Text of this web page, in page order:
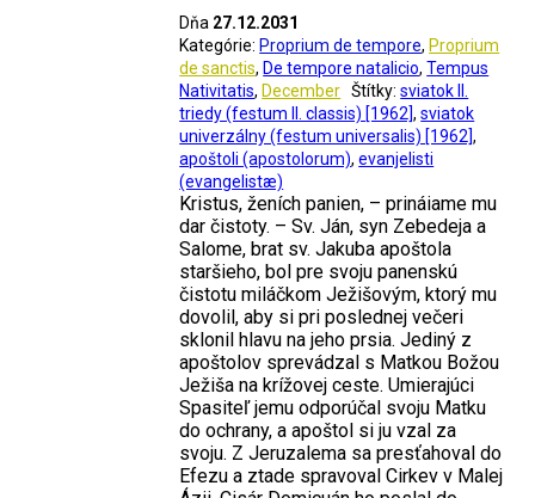
Dňa 27.12.2031
Kategórie: Proprium de tempore, Proprium
de sanctis, De tempore natalicio,Tempus
Nativitatis, December Štítky:sviatok II.
triedy (festum II. classis) [1962],sviatok
univerzálny (festum universalis) [1962],
apoštoli (apostolorum),evanjelisti
(evangelistæ)
Kristus, ženích panien, – prináiame mu
dar čistoty. – Sv. Ján, syn Zebedeja a
Salome, brat sv. Jakuba apoštola
staršieho, bol pre svoju panenskú
čistotu miláčkom Ježišovým, ktorý mu
dovolil, aby si pri poslednej večeri
sklonil hlavu na jeho prsia. Jediný z
apoštolov sprevádzal s Matkou Božou
Ježiša na krížovej ceste. Umierajúci
Spasiteľ jemu odporúčal svoju Matku
do ochrany, a apoštol si ju vzal za
svoju. Z Jeruzalema sa presťahoval do
Efezu a ztade spravoval Cirkev v Malej